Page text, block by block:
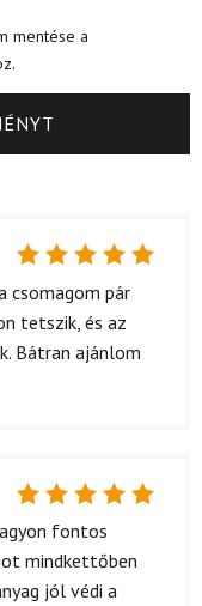
mentése a
Értékelés:
/ 5
csomagom pár
tetszik, és az
Bátran ajánlom
Értékelés:
5
fontos
mindkettőben
jól védi a